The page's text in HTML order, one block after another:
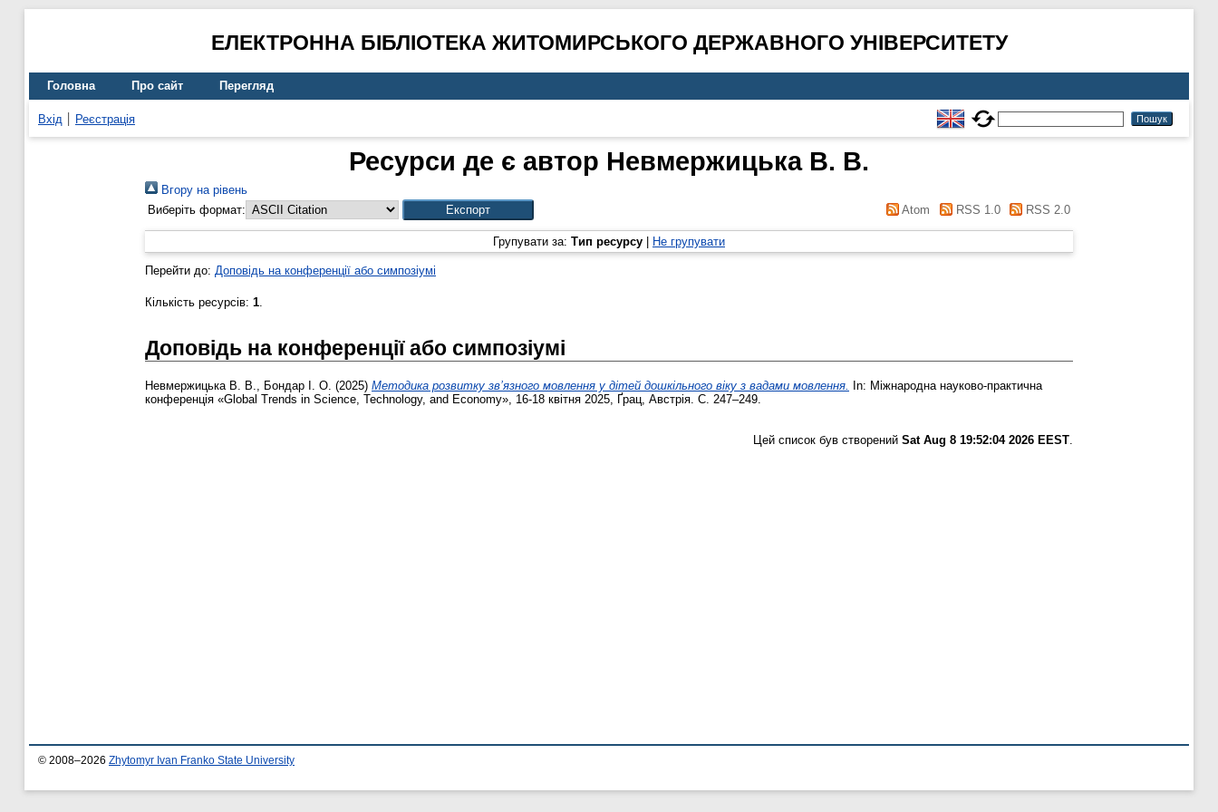
ЕЛЕКТРОННА БІБЛІОТЕКА ЖИТОМИРСЬКОГО ДЕРЖАВНОГО УНІВЕРСИТЕТУ
Головна Про сайт Перегляд
Вхід Реєстрація
Ресурси де є автор Невмержицька В. В.
Вгору на рівень
Виберіть формат:
Atom RSS 1.0 RSS 2.0
Групувати за: Тип ресурсу Не групувати
Перейти до: Доповідь на конференції або симпозіумі
Кількість ресурсів: 1.
Доповідь на конференції або симпозіумі
Невмержицька В. В., Бондар І. О. (2025) Методика розвитку зв’язного мовлення у дітей дошкільного віку з вадами мовлення.
In: Міжнародна науково-практична
конференція «Global Trends in Science, Technology, and Economy», 16-18 квітня 2025, Ґрац, Австрія. С. 247–249.
Цей список був створений Sat Aug 8 19:52:04 2026 EEST.
© 2008–2026 Zhytomyr Ivan Franko State University